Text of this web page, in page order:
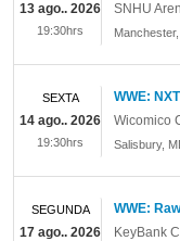
SNHU
Manchester,
13 ago.. 2026
19:30hrs
WWE:
Wicomico
Salisbury,
SEXTA
14 ago.. 2026
19:30hrs
WWE: Raw
KeyBank
SEGUNDA
17 ago.. 2026